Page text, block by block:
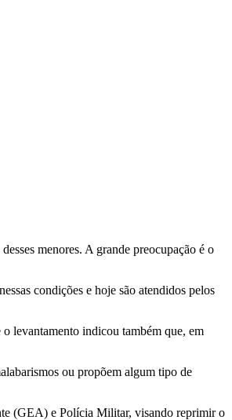
menores. A grande preocupação é o
condições e hoje são atendidos pelos
o levantamento indicou também que, em
ou propõem algum tipo de
(GEA) e Polícia Militar, visando reprimir o